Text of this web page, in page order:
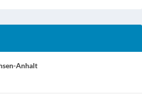
Anhalt